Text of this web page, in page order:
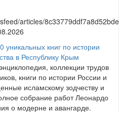
книг по истории
в Республику Крым
коллекции трудов
книги по истории России и
исламскому зодчеству и
собрание работ Леонардо
о модерне и авангарде.